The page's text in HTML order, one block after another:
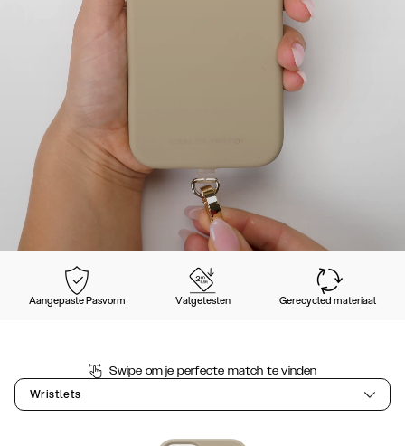
Aangepaste Pasvorm Valgetesten Gerecycled materiaal
Swipe om je perfecte match te vinden
Wristlets